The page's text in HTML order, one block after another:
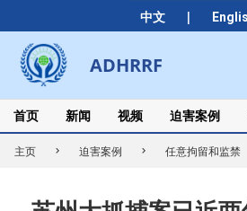
中文 |
to
content
ADHRRF
Secondary
Navigation
Menu
首页 新闻 视频 迫害案例
主页 迫害案例 任意拘留和监禁